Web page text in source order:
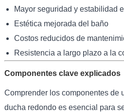
Mayor seguridad y estabilidad
Estética mejorada del baño
Costos reducidos de
Resistencia a largo plazo a la
Componentes clave explicados
Comprender los componentes de
ducha redondo es esencial para